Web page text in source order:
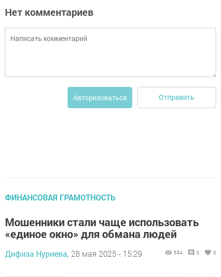
Нет комментариев
Авторизоваться Отправить
ФИНАНСОВАЯ ГРАМОТНОСТЬ
Мошенники стали чаще использовать
«единое окно» для обмана людей
Дифиза Нуриева, 28 мая 2025 - 15:29 534 0 0